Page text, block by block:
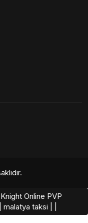
Knight Online PVP
malatya taksi